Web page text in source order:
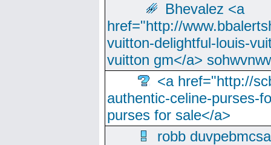
Bhevalez <a
href="http://
vuitton-delightful-louis-
vuitton gm</a>
<a href="http://
authentic-celine-purses-
purses for sale</a>
robb